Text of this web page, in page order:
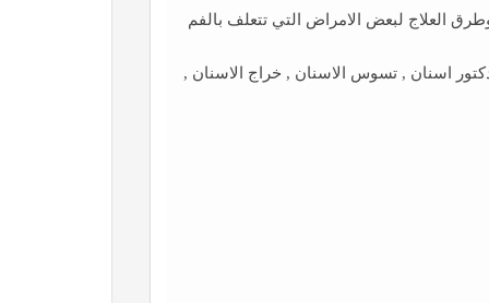
العلاج لبعض الامراض التي تتعلف بالفم
اسنان , تسوس الاسنان , خراج الاسنان ,